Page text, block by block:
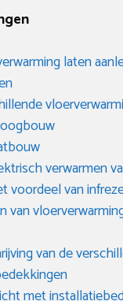
laten
verwarmen
voordeel van
van
van de